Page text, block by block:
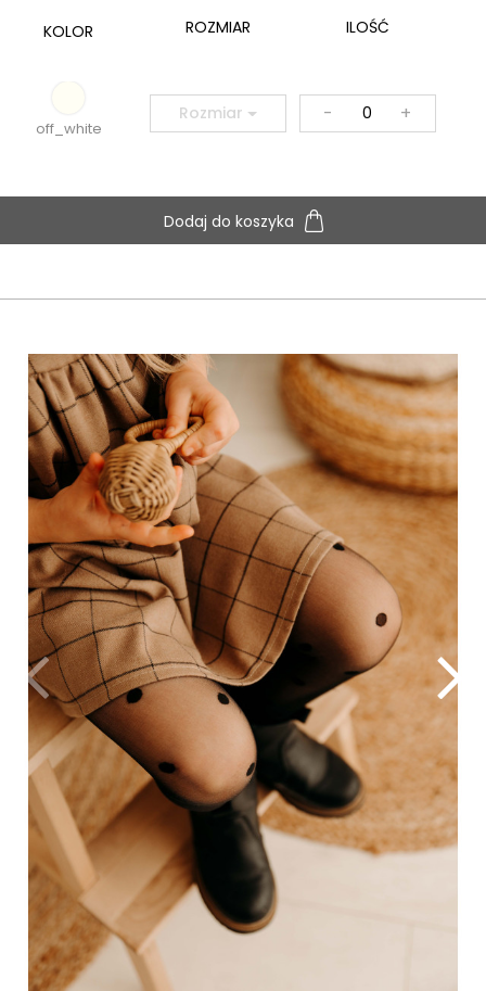
KOLOR ROZMIAR ILOŚĆ
off_white
Rozmiar - +
Dodaj do koszyka